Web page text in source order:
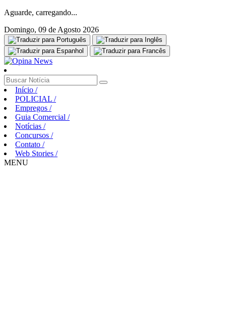
Aguarde, carregando...
Domingo, 09 de Agosto 2026
Início /
POLICIAL /
Empregos /
Guia Comercial /
Notícias /
Concursos /
Contato /
Web Stories /
MENU